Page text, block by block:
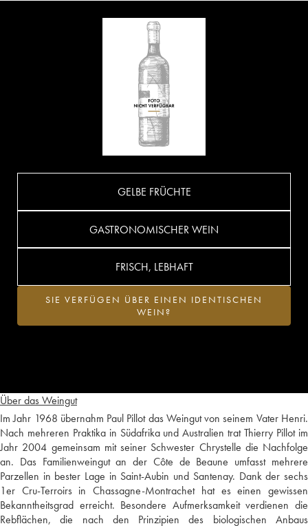
Über das Weingut
Im Jahr 1968 übernahm Paul Pillot das Weingut von seinem Vater Henri.
Nach mehreren Praktika in Südafrika und Australien trat Thierry Pillot im
Jahr 2004 gemeinsam mit seiner Schwester Chrystelle die Nachfolge
an. Das Familienweingut an der Côte de Beaune umfasst mehrere
Parzellen in bester Lage in Saint-Aubin und Santenay. Dank der sechs
1er Cru-Terroirs in Chassagne-Montrachet hat es einen gewissen
Bekanntheitsgrad erreicht. Besondere Aufmerksamkeit verdienen die
Rebflächen, die nach den Prinzipien des biologischen Anbaus
GELBE FRÜCHTE
GASTRONOMISCHER WEIN
FRISCH, LEBHAFT
SIE VERFÜGEN ÜBER EINEN IDENTISCHEN
WEIN?